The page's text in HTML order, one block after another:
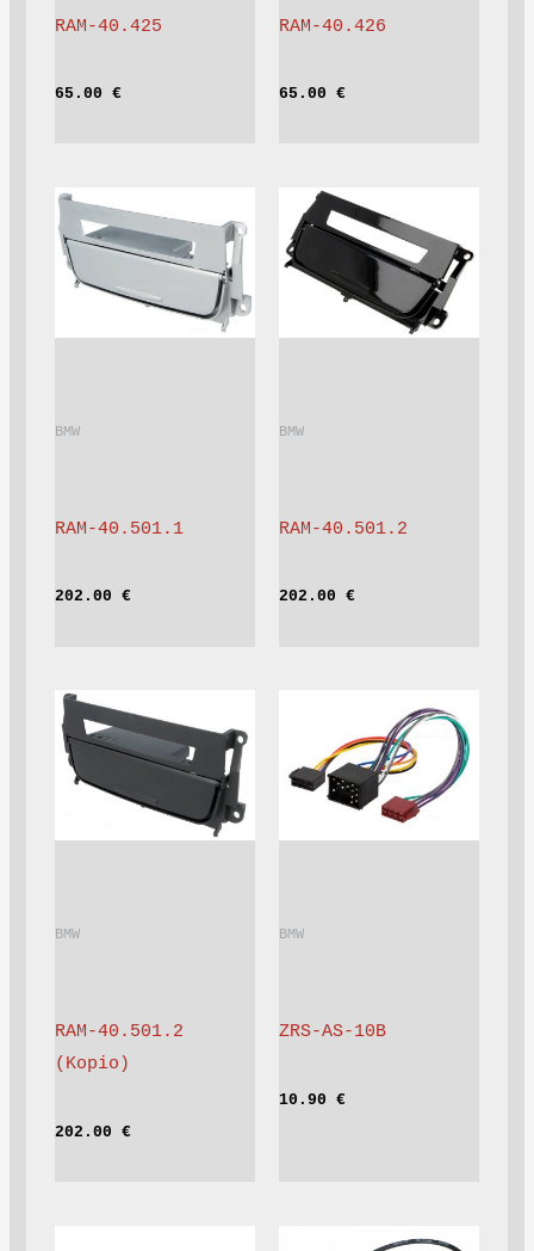
RAM-40.425
65.00 €
RAM-40.426
65.00 €
BMW
RAM-40.501.1
202.00 €
RAM-40.501.2
202.00 €
BMW
RAM-40.501.2
(Kopio)
202.00 €
ZRS-AS-10B
10.90 €